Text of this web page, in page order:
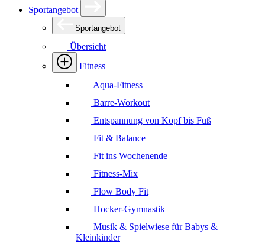
Sportangebot
Sportangebot
Übersicht
Fitness
Aqua-Fitness
Barre-Workout
Entspannung von Kopf bis Fuß
Fit & Balance
Fit ins Wochenende
Fitness-Mix
Flow Body Fit
Hocker-Gymnastik
Musik & Spielwiese für Babys &
Kleinkinder